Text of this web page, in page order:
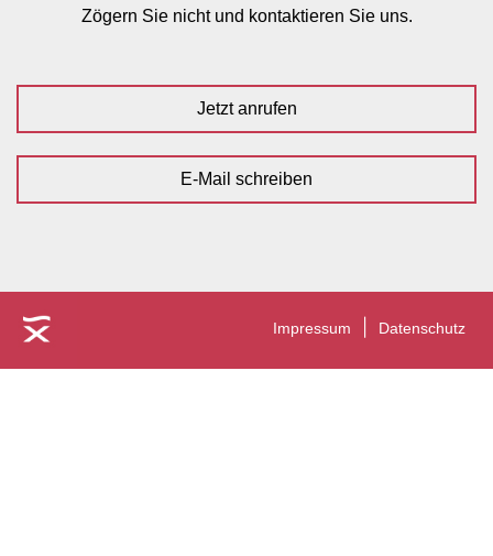
Zögern Sie nicht und kontaktieren Sie uns.
Jetzt anrufen
E-Mail schreiben
Impressum Datenschutz